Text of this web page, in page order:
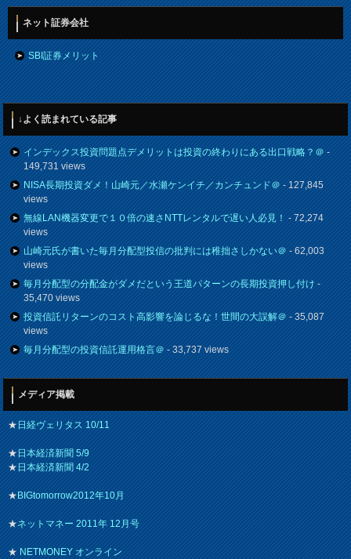
ネット証券会社
SBI証券メリット
↓よく読まれている記事
インデックス投資問題点デメリットは投資の終わりにある出口戦略？＠-
149,731 views
NISA長期投資ダメ！山崎元／水瀬ケンイチ／カンチュンド＠- 127,845
views
無線LAN機器変更で１０倍の速さNTTレンタルで遅い人必見！- 72,274
views
山崎元氏が書いた毎月分配型投信の批判には稚拙さしかない＠- 62,003
views
毎月分配型の分配金がダメだという王道パターンの長期投資押し付け-
35,470 views
投資信託リターンのコスト高影響を論じるな！世間の大誤解＠- 35,087
views
毎月分配型の投資信託運用格言＠- 33,737 views
メディア掲載
★日経ヴェリタス 10/11
★日本経済新聞 5/9
★日本経済新聞 4/2
★BIGtomorrow2012年10月
★ネットマネー 2011年 12月号
★NETMONEY オンライン